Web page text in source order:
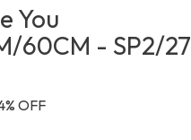
You
60CM - SP2/27
% OFF